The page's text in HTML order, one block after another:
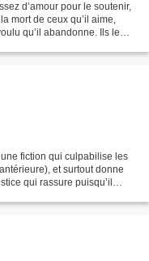
d’amour pour le soutenir,
mort de ceux qu’il aime,
qu’il abandonne. Ils le
fiction qui culpabilise les
et surtout donne
qui rassure puisqu’il